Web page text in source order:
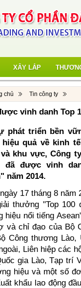
XÂY LẮP
chủ Tin công ty
vinh danh Top
phát triển bền
hiệu quả về kinh
khu vực, Công
đã được vinh
năm 2014.
17 tháng 8 năm
thưởng "Top 100
hiệu nổi tiếng
và chỉ đạo của Bộ
Công thương
Liên hiệp các
gia Lào, Tạp trí
hiệu và một số
khẩu lao động